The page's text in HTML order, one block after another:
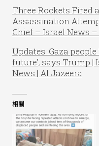
Three Rockets Fired
Assassination
Chief – Israel News
Updates: Gaza
future’, says Trump
News | Al Jazeera
相關